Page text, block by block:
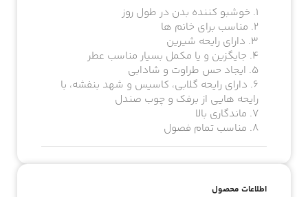
1. خوشبو کننده بدن در طول روز
2. مناسب برای خانم ها
3. دارای رایحه شیرین
4. جایگزین و یا مکمل بسیار مناسب عطر
5. ایجاد حس طراوت و شادابی
6. دارای رایحه گلابی، کاسیس و شهد بنفشه، با
رایحه هایی از برفک و چوب صندل
7. ماندگاری بالا
8. مناسب تمام فصول
اطلاعات محصول